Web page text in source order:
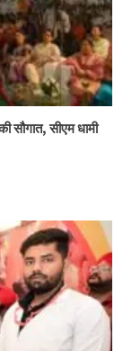
सौगात, सीएम धामी